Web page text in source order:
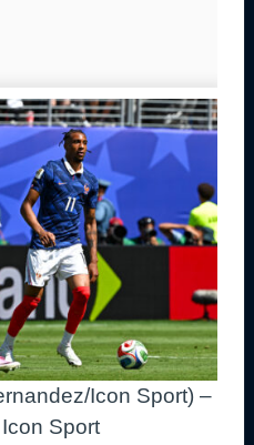
Icon Sport) –
Sport